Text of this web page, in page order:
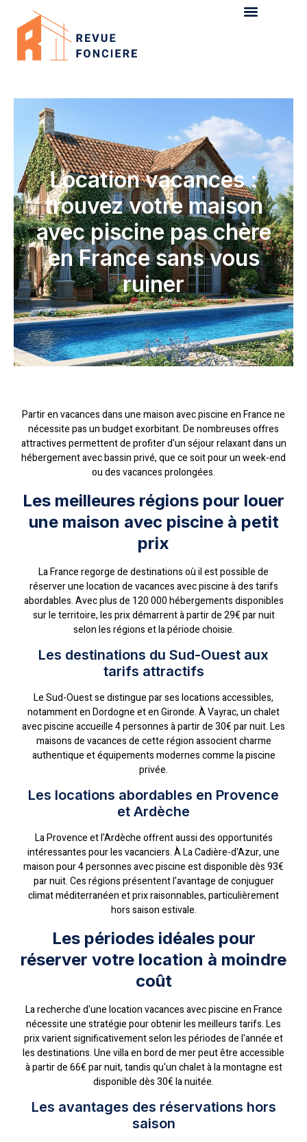
Location vacances :
trouvez votre maison
avec piscine pas chère
en France sans vous
ruiner
Partir en vacances dans une maison avec piscine en France ne
nécessite pas un budget exorbitant. De nombreuses offres
attractives permettent de profiter d'un séjour relaxant dans un
hébergement avec bassin privé, que ce soit pour un week-end
ou des vacances prolongées.
Les meilleures régions pour louer
une maison avec piscine à petit
prix
La France regorge de destinations où il est possible de
réserver une location de vacances avec piscine à des tarifs
abordables. Avec plus de 120 000 hébergements disponibles
sur le territoire, les prix démarrent à partir de 29€ par nuit
selon les régions et la période choisie.
Les destinations du Sud-Ouest aux
tarifs attractifs
Le Sud-Ouest se distingue par ses locations accessibles,
notamment en Dordogne et en Gironde. À Vayrac, un chalet
avec piscine accueille 4 personnes à partir de 30€ par nuit. Les
maisons de vacances de cette région associent charme
authentique et équipements modernes comme la piscine
privée.
Les locations abordables en Provence
et Ardèche
La Provence et l'Ardèche offrent aussi des opportunités
intéressantes pour les vacanciers. À La Cadière-d'Azur, une
maison pour 4 personnes avec piscine est disponible dès 93€
par nuit. Ces régions présentent l'avantage de conjuguer
climat méditerranéen et prix raisonnables, particulièrement
hors saison estivale.
Les périodes idéales pour
réserver votre location à moindre
coût
La recherche d'une location vacances avec piscine en France
nécessite une stratégie pour obtenir les meilleurs tarifs. Les
prix varient significativement selon les périodes de l'année et
les destinations. Une villa en bord de mer peut être accessible
à partir de 66€ par nuit, tandis qu'un chalet à la montagne est
disponible dès 30€ la nuitée.
Les avantages des réservations hors
saison